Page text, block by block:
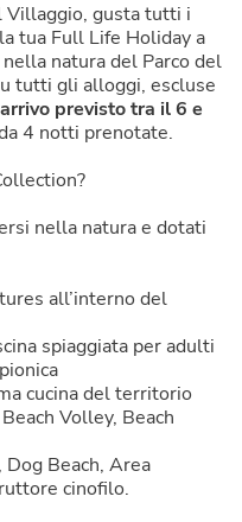
Villaggio, gusta tutti i
tua Full Life Holiday a
natura del Parco del
tutti gli alloggi, escluse
previsto tra il 6 e
4 notti prenotate.
nella natura e dotati
all’interno del
spiaggiata per adulti
cucina del territorio
Volley, Beach
Beach, Area
cinofilo.